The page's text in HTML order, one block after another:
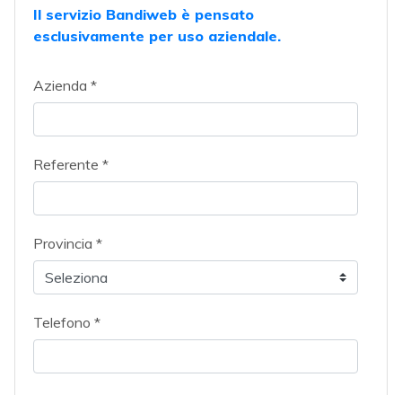
Il servizio Bandiweb è pensato
esclusivamente per uso aziendale.
Azienda *
Referente *
Provincia *
Telefono *